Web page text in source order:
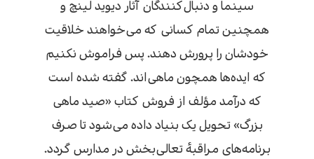
سینما و دنبال‌کنندگان آثار دیوید لینچ و
همچنین تمام کسانی که می‌خواهند خلاقیت
خودشان را پرورش دهند. پس فراموش نکنیم
که ایده‌ها همچون ماهی‌اند. گفته شده است
که درآمد مؤلف از فروش کتاب «صید ماهی
بزرگ» تحویل یک بنیاد داده می‌شود تا صرف
برنامه‌های مراقبهٔ تعالی‌بخش در مدارس گردد.